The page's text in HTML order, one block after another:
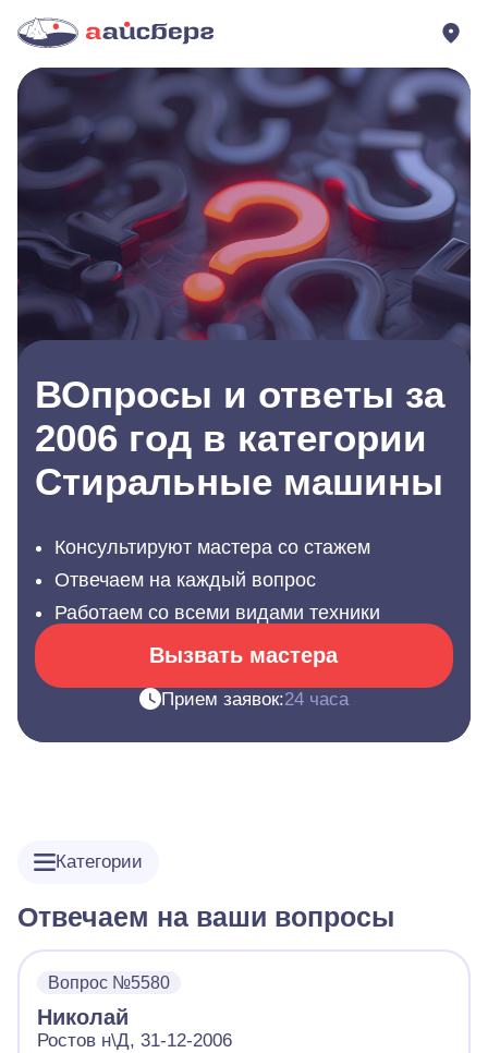
ВОпросы и ответы за
2006 год в категории
Стиральные машины
Консультируют мастера со стажем
Отвечаем на каждый вопрос
Работаем со всеми видами техники
Вызвать мастера
Прием заявок:24 часа
Категории
Отвечаем на ваши вопросы
Вопрос №5580
Николай
Ростов н\Д, 31-12-2006